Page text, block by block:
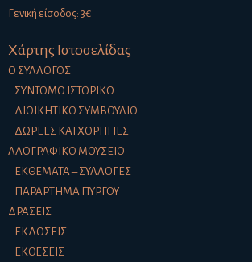
Γενική είσοδος: 3€
Χάρτης Ιστοσελίδας
Ο ΣΎΛΛΟΓΟΣ
ΣΎΝΤΟΜΟ ΙΣΤΟΡΙΚΌ
ΔΙΟΙΚΗΤΙΚΌ ΣΥΜΒΟΎΛΙΟ
ΔΩΡΕΈΣ ΚΑΙ ΧΟΡΗΓΊΕΣ
ΛΑΟΓΡΑΦΙΚΌ ΜΟΥΣΕΊΟ
ΕΚΘΈΜΑΤΑ – ΣΥΛΛΟΓΈΣ
ΠΑΡΆΡΤΗΜΑ ΠΎΡΓΟΥ
ΔΡΆΣΕΙΣ
ΕΚΔΌΣΕΙΣ
ΕΚΘΈΣΕΙΣ